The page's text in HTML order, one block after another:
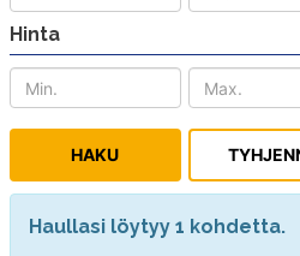
Hinta
Haullasi löytyy 1 kohdetta.